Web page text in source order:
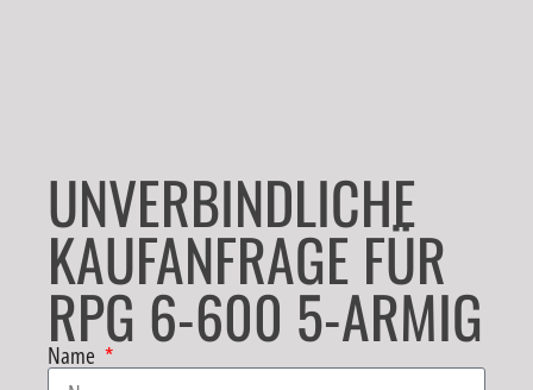
UNVERBINDLICHE
KAUFANFRAGE FÜR
RPG 6-600 5-ARMIG
Name